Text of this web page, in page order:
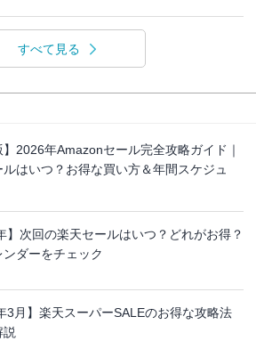
すべて見る
】2026年Amazonセール完全攻略ガイド｜
ルはいつ？お得な買い方＆年間スケジュ
】次回の楽天セールはいつ？どれがお得？
ダーをチェック
3月】楽天スーパーSALEのお得な攻略法
説